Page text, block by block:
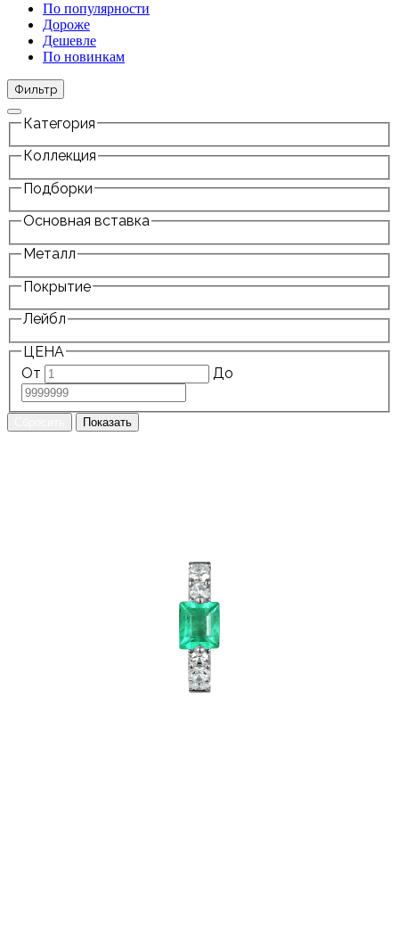
По популярности
Дороже
Дешевле
По новинкам
Фильтр
Категория
Коллекция
Подборки
Основная вставка
Металл
Покрытие
Лейбл
ЦЕНА
От
До